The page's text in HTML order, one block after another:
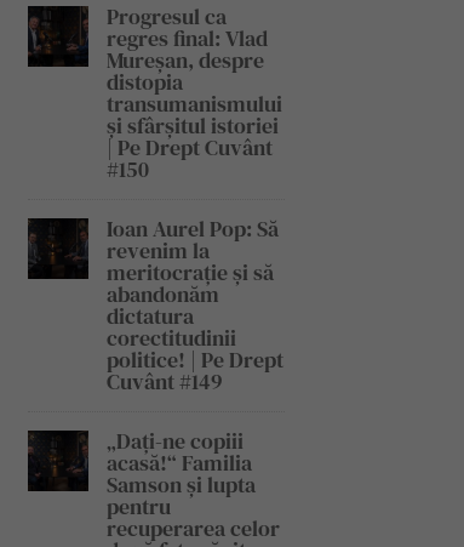
Progresul ca
regres final: Vlad
Mureșan, despre
distopia
transumanismului
și sfârșitul istoriei
| Pe Drept Cuvânt
#150
Ioan Aurel Pop: Să
revenim la
meritocrație și să
abandonăm
dictatura
corectitudinii
politice! | Pe Drept
Cuvânt #149
„Dați-ne copiii
acasă!“ Familia
Samson și lupta
pentru
recuperarea celor